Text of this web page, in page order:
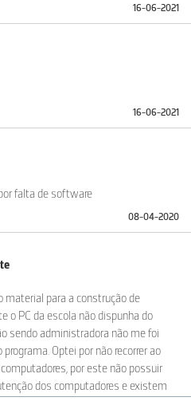
16-06-2021
16-06-2021
falta de software
08-04-2020
material para a construção de
o PC da escola não dispunha do
sendo administradora não me foi
Optei por não recorrer ao
por este não possuir
dos computadores e existem